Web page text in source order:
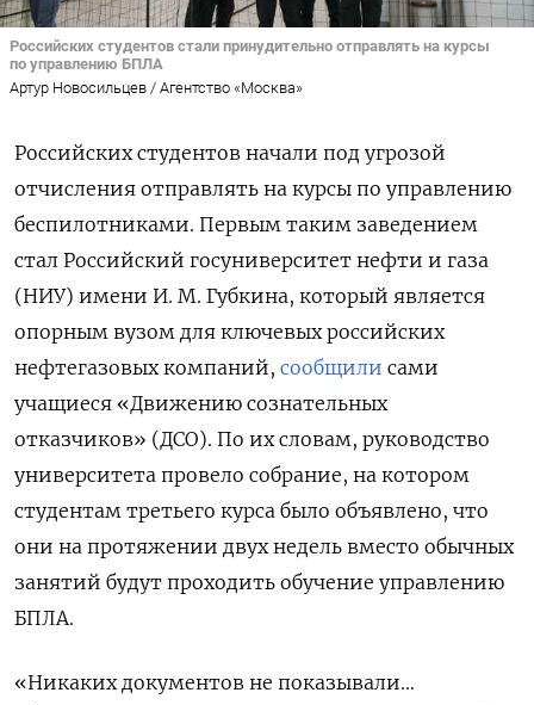
Российских студентов стали принудительно отправлять на курсы
по управлению БПЛА
Артур Новосильцев / Агентство «Москва»
Российских студентов начали под угрозой
отчисления отправлять на курсы по управлению
беспилотниками. Первым таким заведением
стал Российский госуниверситет нефти и газа
(НИУ) имени И. М. Губкина, который является
опорным вузом для ключевых российских
нефтегазовых компаний, сообщили сами
учащиеся «Движению сознательных
отказчиков» (ДСО). По их словам, руководство
университета провело собрание, на котором
студентам третьего курса было объявлено, что
они на протяжении двух недель вместо обычных
занятий будут проходить обучение управлению
БПЛА.
«Никаких документов не показывали…